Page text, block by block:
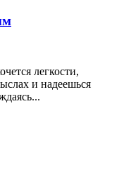
легкости,
и надеешься